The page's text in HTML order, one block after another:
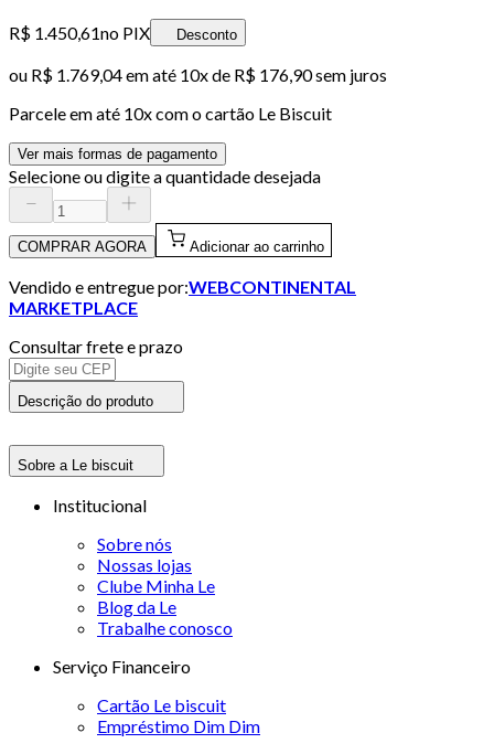
R$ 1.450,61no PIX Desconto
ou R$ 1.769,04em até 10x de R$ 176,90 sem juros
Parcele em até 10x com o cartão Le Biscuit
Ver mais formas de pagamento
Selecione ou digite a quantidade desejada
COMPRAR AGORA Adicionar ao carrinho
Vendido e entregue por:WEBCONTINENTAL
MARKETPLACE
Consultar frete e prazo
Descrição do produto
Sobre a Le biscuit
Institucional
Sobre nós
Nossas lojas
Clube Minha Le
Blog da Le
Trabalhe conosco
Serviço Financeiro
Cartão Le biscuit
Empréstimo Dim Dim